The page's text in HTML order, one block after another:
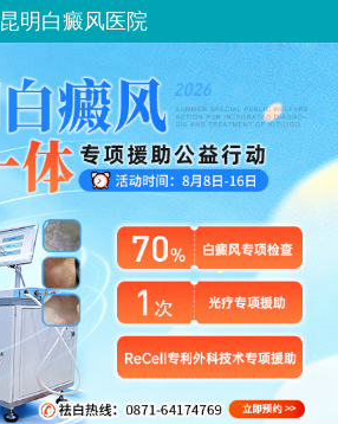
昆明白癜风医院